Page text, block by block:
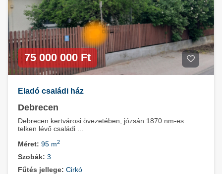
75 000 000 Ft
Eladó családi ház
Debrecen
Debrecen kertvárosi övezetében, józsán 1870 nm-es
telken lévő családi ...
Méret: 95 m2
Szobák: 3
Fűtés jellege: Cirkó